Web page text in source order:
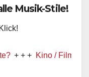
Musik-Stile!
+ + Kino / Film + + +